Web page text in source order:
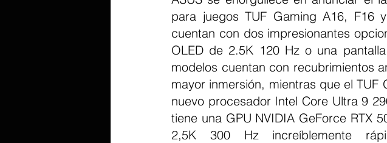
para juegos TUF Gaming A16, F16
cuentan con dos impresionantes
OLED de 2.5K 120 Hz o una
modelos cuentan con recubrimientos
mayor inmersión, mientras que el
nuevo procesador Intel Core Ultra 9
tiene una GPU NVIDIA GeForce RTX
2,5K 300 Hz increíblemente